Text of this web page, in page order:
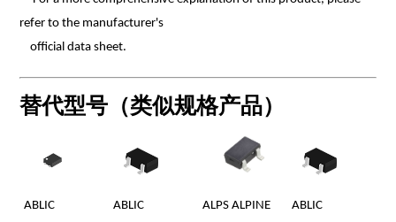
refer to the manufacturer's
official data sheet.
替代型号（类似规格产品）
ABLIC
ABLIC
ALPS ALPINE
ABLIC